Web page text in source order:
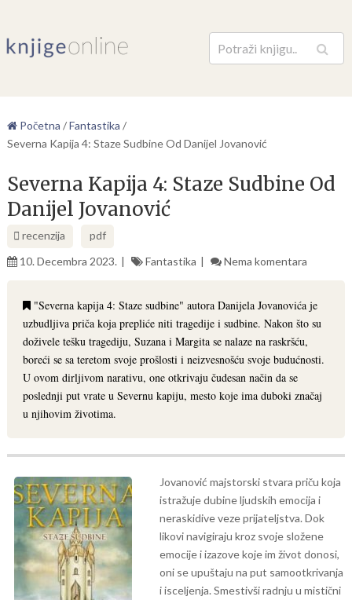
Pretraga
Početna /Fantastika /
Severna Kapija 4: Staze Sudbine Od Danijel Jovanović
Severna Kapija 4: Staze Sudbine Od
Danijel Jovanović
recenzija
pdf
10. Decembra 2023.
Fantastika Nema komentara
"Severna kapija 4: Staze sudbine" autora Danijela Jovanovića je
uzbudljiva priča koja prepliće niti tragedije i sudbine. Nakon što su
doživele tešku tragediju, Suzana i Margita se nalaze na raskršću,
boreći se sa teretom svoje prošlosti i neizvesnošću svoje budućnosti.
U ovom dirljivom narativu, one otkrivaju čudesan način da se
poslednji put vrate u Severnu kapiju, mesto koje ima duboki značaj
u njihovim životima.
Jovanović majstorski stvara priču koja
istražuje dubine ljudskih emocija i
neraskidive veze prijateljstva. Dok
likovi navigiraju kroz svoje složene
emocije i izazove koje im život donosi,
oni se upuštaju na put samootkrivanja
i isceljenja. Smestivši radnju u mistični